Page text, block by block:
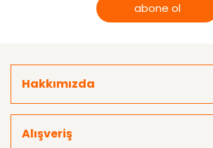
abone ol
Hakkımızda
Alışveriş